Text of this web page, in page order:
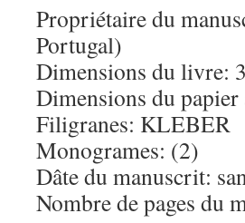
Propriétaire du
Portugal)
Dimensions du livre:
Dimensions du
Filigranes: KLEBER
Monogrames: (2)
Dâte du manuscrit:
Nombre de pages du